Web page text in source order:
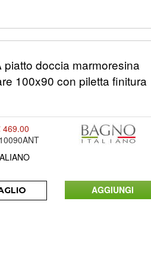
piatto doccia marmoresina
100x90 con piletta finitura
469.00